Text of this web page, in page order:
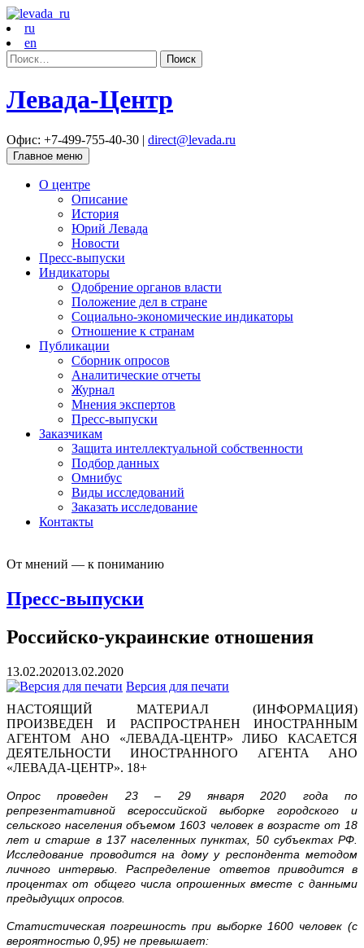
ru
en
Найти:
Левада-Центр
Офис: +7-499-755-40-30 | direct@levada.ru
Главное меню
О центре
Описание
История
Юрий Левада
Новости
Пресс-выпуски
Индикаторы
Одобрение органов власти
Положение дел в стране
Социально-экономические индикаторы
Отношение к странам
Публикации
Сборник опросов
Аналитические отчеты
Журнал
Мнения экспертов
Пресс-выпуски
Заказчикам
Защита интеллектуальной собственности
Подбор данных
Омнибус
Виды исследований
Заказать исследование
Контакты
От мнений — к пониманию
Пресс-выпуски
Российско-украинские отношения
13.02.202013.02.2020
Версия для печати
НАСТОЯЩИЙ МАТЕРИАЛ (ИНФОРМАЦИЯ)
ПРОИЗВЕДЕН И РАСПРОСТРАНЕН ИНОСТРАННЫМ
АГЕНТОМ АНО «ЛЕВАДА-ЦЕНТР» ЛИБО КАСАЕТСЯ
ДЕЯТЕЛЬНОСТИ ИНОСТРАННОГО АГЕНТА АНО
«ЛЕВАДА-ЦЕНТР». 18+
Опрос проведен 23 – 29 января 2020 года
по
репрезентативной
всероссийской выборке городского
и
сельского населения объемом 1603 человек в возрасте от 18
лет и старше в 137 населенных пунктах, 50 субъектах РФ.
Исследование проводится на дому у респондента методом
личного
интервью. Распределение ответов приводится
в
процентах от общего числа опрошенных вместе с данными
предыдущих опросов.
Статистическая погрешность при выборке 1600 человек (с
вероятностью 0,95) не превышает: